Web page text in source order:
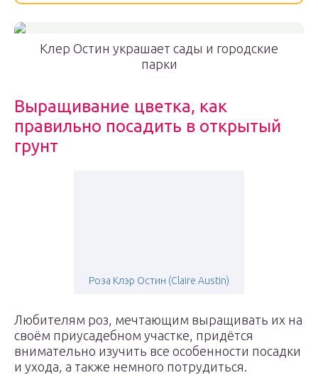
Клер Остин украшает сады и городские
парки
Выращивание цветка, как
правильно посадить в открытый
грунт
Роза Клэр Остин (Claire Austin)
Любителям роз, мечтающим выращивать их на
своём приусадебном участке, придётся
внимательно изучить все особенности посадки
и ухода, а также немного потрудиться.